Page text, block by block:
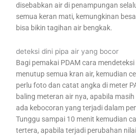
disebabkan air di penampungan
semua keran mati, kemungkinan
bisa bikin tagihan air bengkak.
deteksi dini pipa air yang bocor
Bagi pemakai PDAM cara
menutup semua kran air, kemudian
perlu foto dan catat angka di meter
baling meteran air nya, apabila
ada kebocoran yang terjadi dalam
Tunggu sampai 10 menit kemudian
tertera, apabila terjadi perubahan